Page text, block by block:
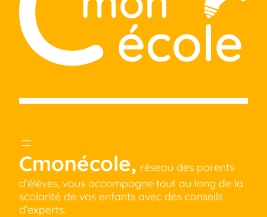
Cmonécole, réseau des parents
d’élèves, vous accompagne tout au long de la
scolarité de vos enfants avec des conseils
d’experts.